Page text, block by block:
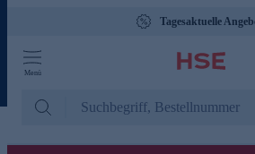
Tagesaktuelle
Menü